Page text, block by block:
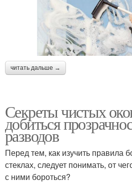
читать дальше →
Секреты чистых
добиться
разводов
Перед тем, как изучить правила
стеклах, следует понимать, от
с ними бороться?